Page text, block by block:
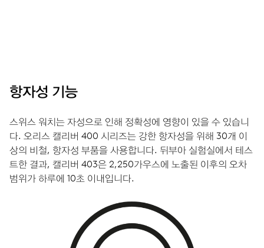
항자성 기능
스위스 워치는 자성으로 인해 정확성에 영향이 있을 수 있습니
다. 오리스 캘리버 400 시리즈는 강한 항자성을 위해 30개 이
상의 비철, 항자성 부품을 사용합니다. 뒤부아 실험실에서 테스
트한 결과, 캘리버 403은 2,250가우스에 노출된 이후의 오차
범위가 하루에 10초 이내입니다.